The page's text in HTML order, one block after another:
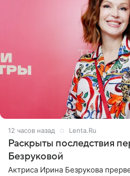
12 часов назад Lenta.Ru
Раскрыты последствия
Безруковой
Актриса Ирина Безрукова